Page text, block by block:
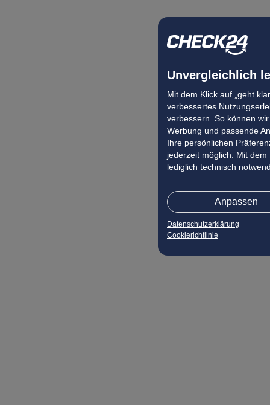
Unvergleichlich
Mit dem Klick auf „geht
verbessertes
verbessern. So können
Werbung und passende
Ihre persönlichen
jederzeit möglich. Mit dem
lediglich technisch
Anpassen
Datenschutzerklärung
Cookierichtlinie